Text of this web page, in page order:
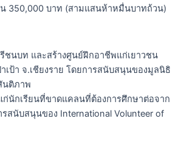
น 350,000 บาท (สามแสนห้าหมื่นบาทถ้วน)
ชนบท และสร้างศูนย์ฝึกอาชีพแก่เยาวชน
เป้า จ.เชียงราย โดยการสนับสนุนของมูลนิธิ
นติภาพ
นักเรียนที่ขาดแคลนที่ต้องการศึกษาต่อจาก
สนับสนุนของ International Volunteer of